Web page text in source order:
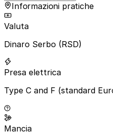
Informazioni pratiche
Valuta
Dinaro Serbo (RSD)
Presa elettrica
Type C and F (standard
Mancia